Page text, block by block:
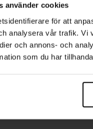
använder cookies
för att
analysera vår trafik. Vi
och annons- och
som du har